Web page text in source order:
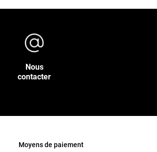
Nous
contacter
Moyens de paiement